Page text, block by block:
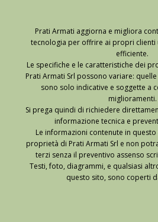
Prati Armati aggiorna e migliora
tecnologia per offrire ai propri clienti
efficiente.
Le specifiche e le caratteristiche dei
Prati Armati Srl possono variare:
sono solo indicative e soggette a
miglioramenti.
Si prega quindi di richiedere
informazione tecnica e
Le informazioni contenute in
proprietà di Prati Armati Srl e non
terzi senza il preventivo assenso
Testi, foto, diagrammi, e qualsiasi
questo sito, sono coperti